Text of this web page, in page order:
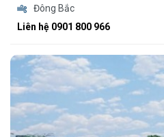
Đông Bắc
Liên hệ 0901 800 966